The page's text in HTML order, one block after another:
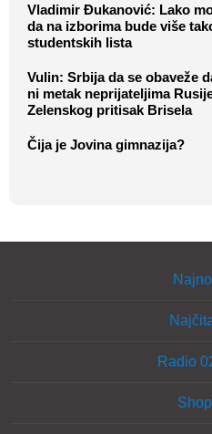
Vladimir Đukanović: Lako
da na izborima bude više
studentskih lista
Vulin: Srbija da se obaveže
ni metak neprijateljima
Zelenskog pritisak Brisela
Čija je Jovina gimnazija?
Radio